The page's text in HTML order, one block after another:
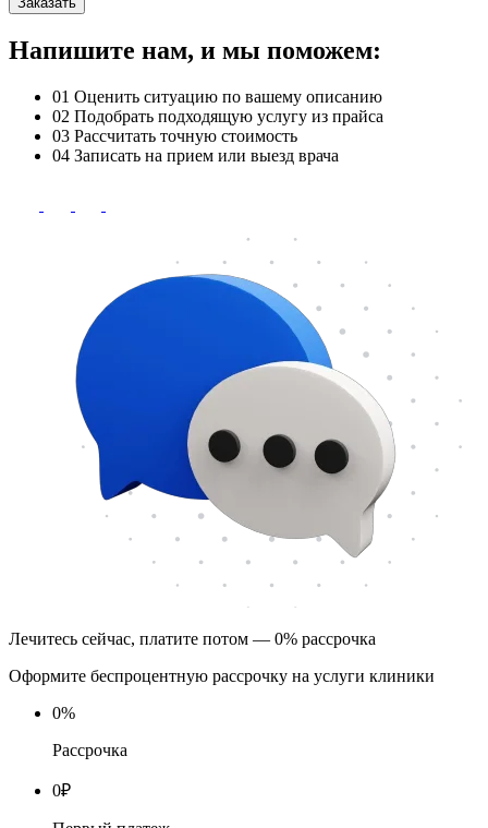
Напишите нам, и мы поможем:
01 Оценить ситуацию по вашему описанию
02 Подобрать подходящую услугу из прайса
03 Рассчитать точную стоимость
04 Записать на прием или выезд врача
Лечитесь сейчас, платите потом — 0% рассрочка
Оформите беспроцентную рассрочку на услуги клиники
0%
Рассрочка
0₽